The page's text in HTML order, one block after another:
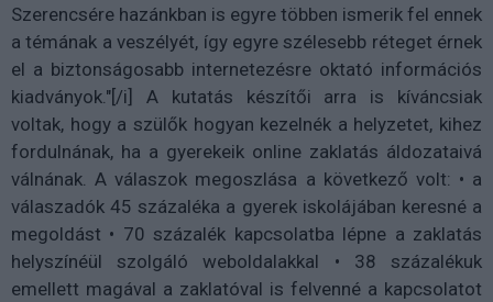
Szerencsére hazánkban is egyre többen ismerik fel ennek
a témának a veszélyét, így egyre szélesebb réteget érnek
el a biztonságosabb internetezésre oktató információs
kiadványok."[/i] A kutatás készítői arra is kíváncsiak
voltak, hogy a szülők hogyan kezelnék a helyzetet, kihez
fordulnának, ha a gyerekeik online zaklatás áldozataivá
válnának. A válaszok megoszlása a következő volt: • a
válaszadók 45 százaléka a gyerek iskolájában keresné a
megoldást • 70 százalék kapcsolatba lépne a zaklatás
helyszínéül szolgáló weboldalakkal • 38 százalékuk
emellett magával a zaklatóval is felvenné a kapcsolatot